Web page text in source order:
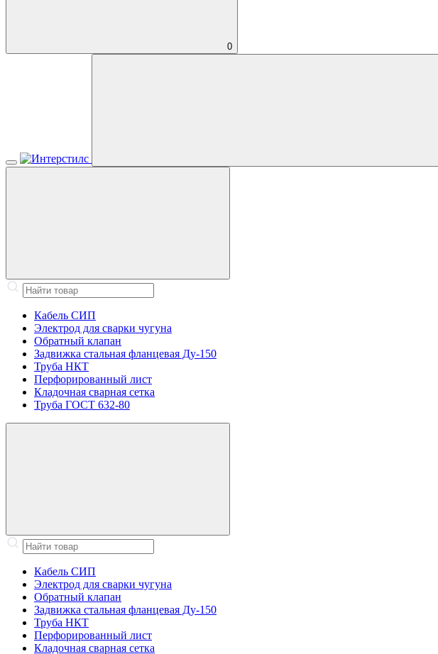
0
Кабель СИП
Электрод для сварки чугуна
Обратный клапан
Задвижка стальная фланцевая Ду-150
Труба НКТ
Перфорированный лист
Кладочная сварная сетка
Труба ГОСТ 632-80
Кабель СИП
Электрод для сварки чугуна
Обратный клапан
Задвижка стальная фланцевая Ду-150
Труба НКТ
Перфорированный лист
Кладочная сварная сетка